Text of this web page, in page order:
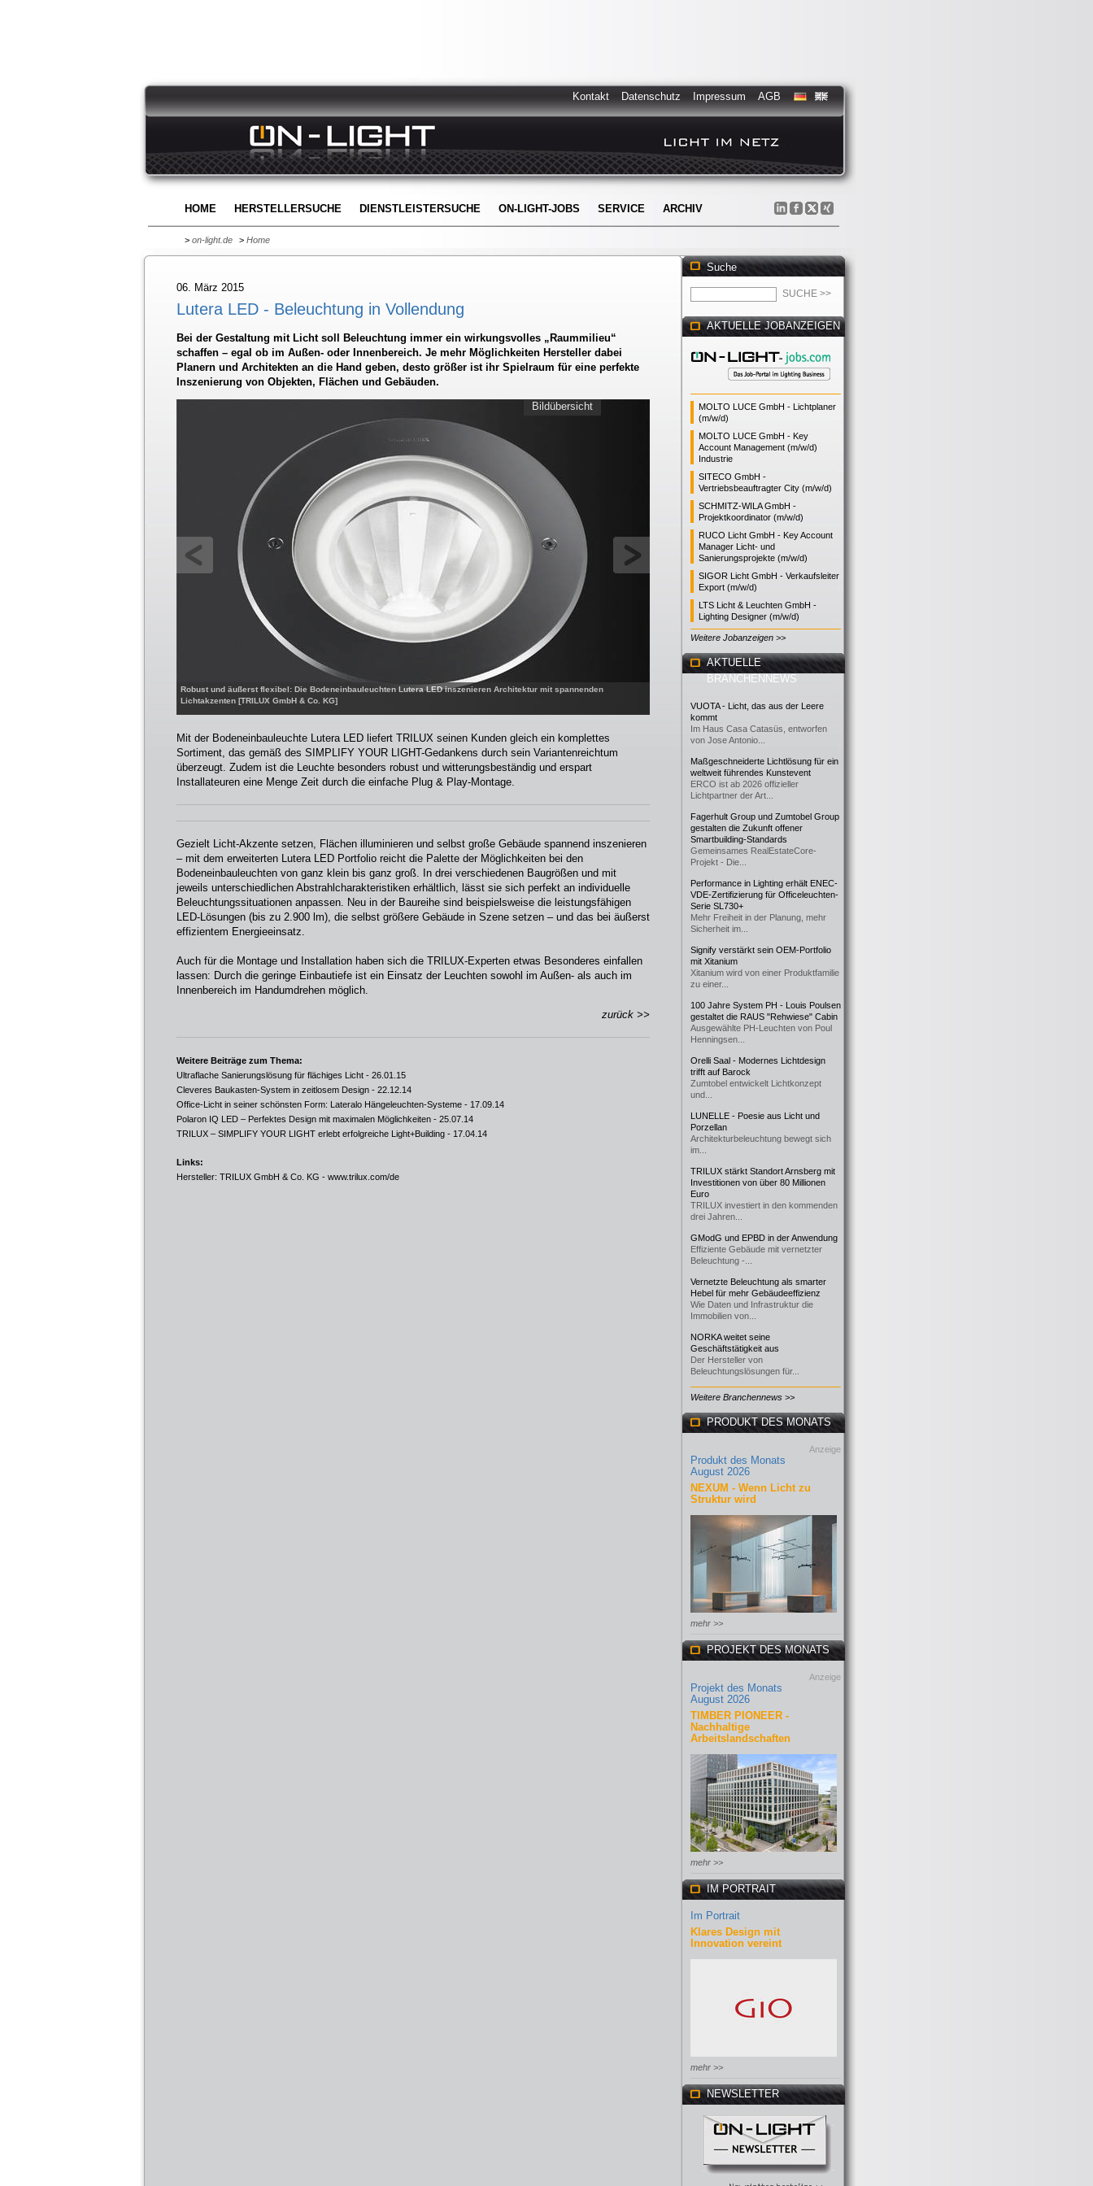
Kontakt Datenschutz Impressum AGB
HOME HERSTELLERSUCHE DIENSTLEISTERSUCHE ON-LIGHT-JOBS SERVICE ARCHIV
> on-light.de > Home
06. März 2015
Lutera LED - Beleuchtung in Vollendung
Bei der Gestaltung mit Licht soll Beleuchtung immer ein wirkungsvolles „Raummilieu“
schaffen – egal ob im Außen- oder Innenbereich. Je mehr Möglichkeiten Hersteller dabei
Planern und Architekten an die Hand geben, desto größer ist ihr Spielraum für eine perfekte
Inszenierung von Objekten, Flächen und Gebäuden.
Robust und äußerst flexibel: Die Bodeneinbauleuchten Lutera LED inszenieren Architektur mit spannenden
Lichtakzenten [TRILUX GmbH & Co. KG]
Bildübersicht
Mit der Bodeneinbauleuchte Lutera LED liefert TRILUX seinen Kunden gleich ein komplettes
Sortiment, das gemäß des SIMPLIFY YOUR LIGHT-Gedankens durch sein Variantenreichtum
überzeugt. Zudem ist die Leuchte besonders robust und witterungsbeständig und erspart
Installateuren eine Menge Zeit durch die einfache Plug & Play-Montage.
Gezielt Licht-Akzente setzen, Flächen illuminieren und selbst große Gebäude spannend inszenieren
– mit dem erweiterten Lutera LED Portfolio reicht die Palette der Möglichkeiten bei den
Bodeneinbauleuchten von ganz klein bis ganz groß. In drei verschiedenen Baugrößen und mit
jeweils unterschiedlichen Abstrahlcharakteristiken erhältlich, lässt sie sich perfekt an individuelle
Beleuchtungssituationen anpassen. Neu in der Baureihe sind beispielsweise die leistungsfähigen
LED-Lösungen (bis zu 2.900 lm), die selbst größere Gebäude in Szene setzen – und das bei äußerst
effizientem Energieeinsatz.
Auch für die Montage und Installation haben sich die TRILUX-Experten etwas Besonderes einfallen
lassen: Durch die geringe Einbautiefe ist ein Einsatz der Leuchten sowohl im Außen- als auch im
Innenbereich im Handumdrehen möglich.
zurück >>
Weitere Beiträge zum Thema:
Ultraflache Sanierungslösung für flächiges Licht - 26.01.15
Cleveres Baukasten-System in zeitlosem Design - 22.12.14
Office-Licht in seiner schönsten Form: Lateralo Hängeleuchten-Systeme - 17.09.14
Polaron IQ LED – Perfektes Design mit maximalen Möglichkeiten - 25.07.14
TRILUX – SIMPLIFY YOUR LIGHT erlebt erfolgreiche Light+Building - 17.04.14
Links:
Hersteller: TRILUX GmbH & Co. KG - www.trilux.com/de
Suche
AKTUELLE JOBANZEIGEN
MOLTO LUCE GmbH - Lichtplaner
(m/w/d)
MOLTO LUCE GmbH - Key
Account Management (m/w/d)
Industrie
SITECO GmbH -
Vertriebsbeauftragter City (m/w/d)
SCHMITZ-WILA GmbH -
Projektkoordinator (m/w/d)
RUCO Licht GmbH - Key Account
Manager Licht- und
Sanierungsprojekte (m/w/d)
SIGOR Licht GmbH - Verkaufsleiter
Export (m/w/d)
LTS Licht & Leuchten GmbH -
Lighting Designer (m/w/d)
Weitere Jobanzeigen >>
AKTUELLE
BRANCHENNEWS
VUOTA - Licht, das aus der Leere
kommt
Im Haus Casa Catasüs, entworfen
von Jose Antonio...
Maßgeschneiderte Lichtlösung für ein
weltweit führendes Kunstevent
ERCO ist ab 2026 offizieller
Lichtpartner der Art...
Fagerhult Group und Zumtobel Group
gestalten die Zukunft offener
Smartbuilding-Standards
Gemeinsames RealEstateCore-
Projekt - Die...
Performance in Lighting erhält ENEC-
VDE-Zertifizierung für Officeleuchten-
Serie SL730+
Mehr Freiheit in der Planung, mehr
Sicherheit im...
Signify verstärkt sein OEM-Portfolio
mit Xitanium
Xitanium wird von einer Produktfamilie
zu einer...
100 Jahre System PH - Louis Poulsen
gestaltet die RAUS "Rehwiese" Cabin
Ausgewählte PH-Leuchten von Poul
Henningsen...
Orelli Saal - Modernes Lichtdesign
trifft auf Barock
Zumtobel entwickelt Lichtkonzept
und...
LUNELLE - Poesie aus Licht und
Porzellan
Architekturbeleuchtung bewegt sich
im...
TRILUX stärkt Standort Arnsberg mit
Investitionen von über 80 Millionen
Euro
TRILUX investiert in den kommenden
drei Jahren...
GModG und EPBD in der Anwendung
Effiziente Gebäude mit vernetzter
Beleuchtung -...
Vernetzte Beleuchtung als smarter
Hebel für mehr Gebäudeeffizienz
Wie Daten und Infrastruktur die
Immobilien von...
NORKA weitet seine
Geschäftstätigkeit aus
Der Hersteller von
Beleuchtungslösungen für...
Weitere Branchennews >>
PRODUKT DES MONATS
Anzeige
Produkt des Monats
August 2026
NEXUM - Wenn Licht zu
Struktur wird
mehr >>
PROJEKT DES MONATS
Anzeige
Projekt des Monats
August 2026
TIMBER PIONEER -
Nachhaltige
Arbeitslandschaften
mehr >>
IM PORTRAIT
Im Portrait
Klares Design mit
Innovation vereint
mehr >>
NEWSLETTER